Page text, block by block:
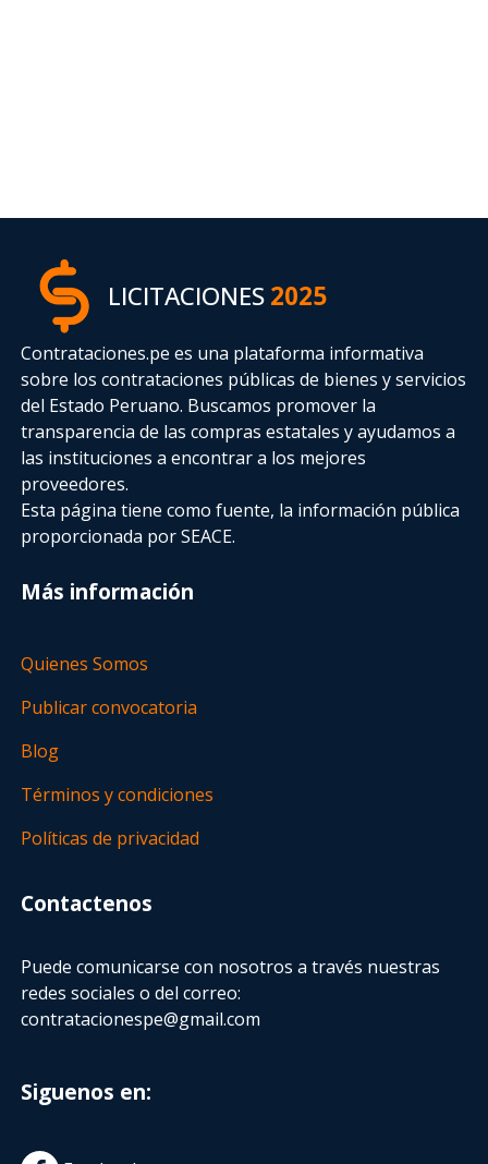
LICITACIONES2025
Contrataciones.pe es una plataforma informativa
sobre los contrataciones públicas de bienes y servicios
del Estado Peruano. Buscamos promover la
transparencia de las compras estatalesy ayudamos a
las instituciones a encontrar a los mejores
proveedores.
Esta página tiene como fuente, la información pública
proporcionada por SEACE.
Más información
Quienes Somos
Publicar convocatoria
Blog
Términos y condiciones
Políticas de privacidad
Contactenos
Puede comunicarse con nosotros a través nuestras
redes sociales o del correo:
contratacionespe@gmail.com
Siguenos en: